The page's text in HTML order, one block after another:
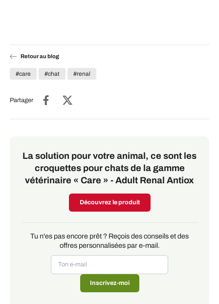
Retour au blog
#care #chat #renal
Partager
La solution pour votre animal, ce sont les
croquettes pour chats de la gamme
vétérinaire « Care » - Adult Renal Antiox
Découvrez le produit
Tu n'es pas encore prêt ? Reçois des conseils et des
offres personnalisées par e-mail.
Inscrivez-moi